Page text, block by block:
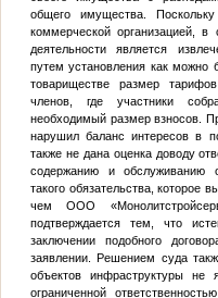
общего имущества.
коммерческой организацией,
деятельности является
путем установления как можно
товариществе размер
членов, где участники
необходимый размер взносов.
нарушил баланс интересов в
также не дана оценка доводу
содержанию и обслуживанию
такого обязательства, которое
чем ООО
подтверждается тем, что
заключении подобного
заявлении. Решением суда
объектов инфраструктуры не
ограниченной